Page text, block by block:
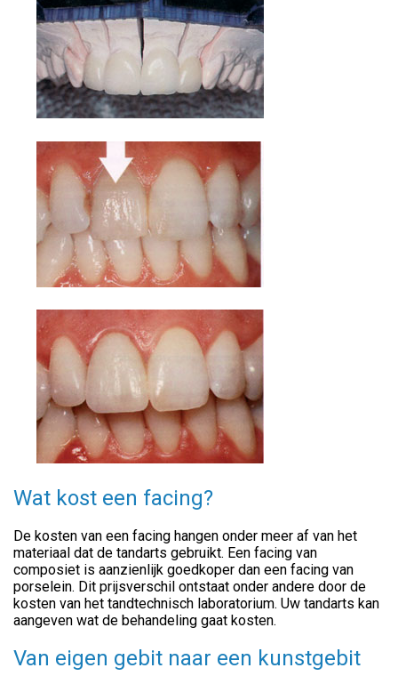
Wat kost een facing?
De kosten van een facing hangen onder meer af van het
materiaal dat de tandarts gebruikt. Een facing van
composiet is aanzienlijk goedkoper dan een facing van
porselein. Dit prijsverschil ontstaat onder andere door de
kosten van het tandtechnisch laboratorium. Uw tandarts kan
aangeven wat de behandeling gaat kosten.
Van eigen gebit naar een kunstgebit